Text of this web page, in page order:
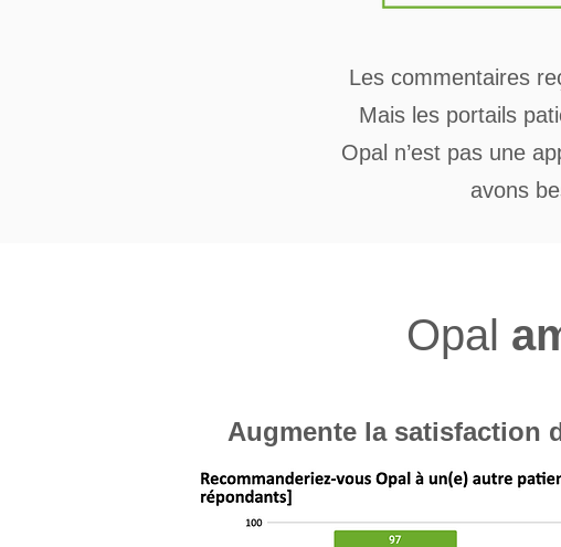
Les commentaires
Mais les portails
Opal n’est pas une
avons
Opal
Augmente la satisfaction